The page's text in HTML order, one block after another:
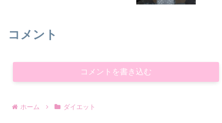
コメント
コメントを書き込む
ホーム ダイエット